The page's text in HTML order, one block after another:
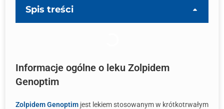
Spis treści
Informacje ogólne o leku Zolpidem
Genoptim
Zolpidem Genoptim jest lekiem stosowanym w krótkotrwałym